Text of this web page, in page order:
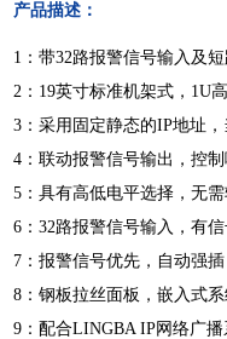
产品描述：
1：带32路报警信号输入及
2：19英寸标准机架式，1U
3：采用固定静态的IP地址
4：联动报警信号输出，控
5：具有高低电平选择，无
6：32路报警信号输入，有
7：报警信号优先，自动强
8：钢板拉丝面板，嵌入式
9：配合LINGBA IP网络广